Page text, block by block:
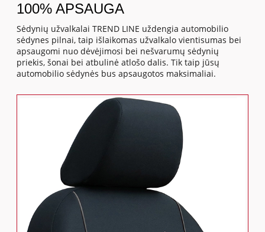
100% APSAUGA
Sėdynių užvalkalai TREND LINE uždengia automobilio
sėdynes pilnai, taip išlaikomas užvalkalo vientisumas bei
apsaugomi nuo dėvėjimosi bei nešvarumų sėdynių
priekis, šonai bei atbulinė atlošo dalis. Tik taip jūsų
automobilio sėdynės bus apsaugotos maksimaliai.